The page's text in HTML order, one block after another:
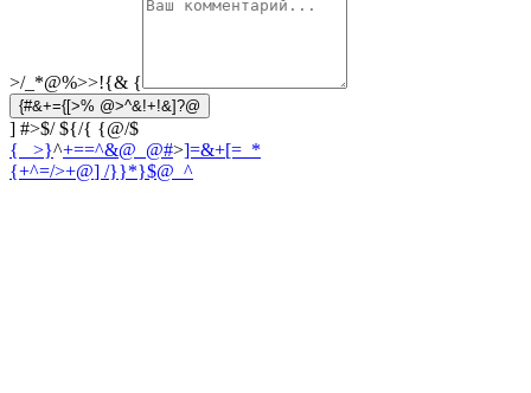
>/_*@%>>!{& {
{#&+={[>% @>^&!+!&]?@
] #>$/ ${/{ {@/$
{ _>}^+==^&@_@#>]=&+[=_*
{+^=/>+@] /}}*}$@_^